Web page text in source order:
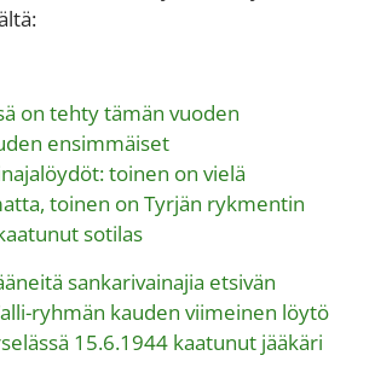
on tehty tämän vuoden
ensimmäiset
toinen on vielä
toinen on Tyrjän rykmentin
sotilas
sankarivainajia etsivän
ryhmän kauden viimeinen löytö
15.6.1944 kaatunut jääkäri